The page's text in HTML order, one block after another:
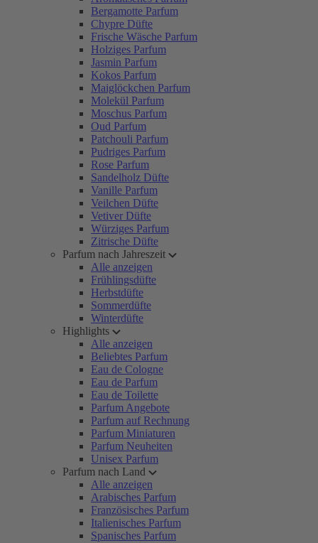
Bergamotte Parfum
Chypre Düfte
Frische Wäsche Parfum
Holziges Parfum
Jasmin Parfum
Kokos Parfum
Maiglöckchen Parfum
Molekül Parfum
Moschus Parfum
Oud Parfum
Patchouli Parfum
Pudriges Parfum
Rose Parfum
Sandelholz Düfte
Vanille Parfum
Veilchen Düfte
Vetiver Düfte
Würziges Parfum
Zitrische Düfte
Parfum nach Jahreszeit
Alle anzeigen
Frühlingsdüfte
Herbstdüfte
Sommerdüfte
Winterdüfte
Highlights
Alle anzeigen
Beliebtes Parfum
Eau de Cologne
Eau de Parfum
Eau de Toilette
Parfum Angebote
Parfum auf Rechnung
Parfum Miniaturen
Parfum Neuheiten
Unisex Parfum
Parfum nach Land
Alle anzeigen
Arabisches Parfum
Französisches Parfum
Italienisches Parfum
Spanisches Parfum